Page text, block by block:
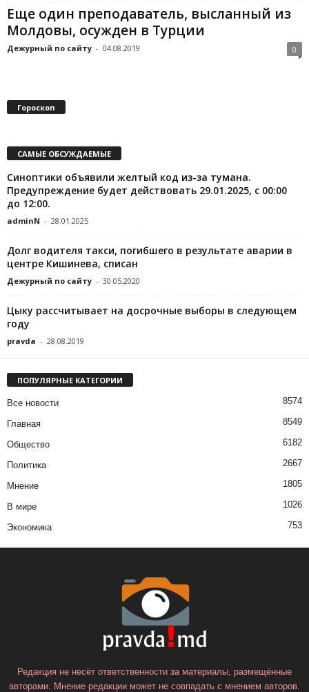
Еще один преподаватель, высланный из
Молдовы, осужден в Турции
Дежурный по сайту - 04.08.2019 0
Гороскоп
САМЫЕ ОБСУЖДАЕМЫЕ
Синоптики объявили желтый код из-за тумана.
Предупреждение будет действовать 29.01.2025, с 00:00
до 12:00.
adminN - 28.01.2025
Долг водителя такси, погибшего в результате аварии в
центре Кишинева, списан
Дежурный по сайту - 30.05.2020
Цыку рассчитывает на досрочные выборы в следующем
году
pravda - 28.08.2019
ПОПУЛЯРНЫЕ КАТЕГОРИИ
Все новости 8574
Главная 8549
Общество 6182
Политика 2667
Мнение 1805
В мире 1026
Экономика 753
Редакция не несёт ответственности за материалы, размещённые
авторами. Мнение редакции может не совпадать с мнением авторов.